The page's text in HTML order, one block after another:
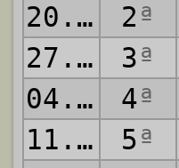
20.09.1981
2ª
27.09.1981
3ª
04.10.1981
4ª
11.10.1981
5ª